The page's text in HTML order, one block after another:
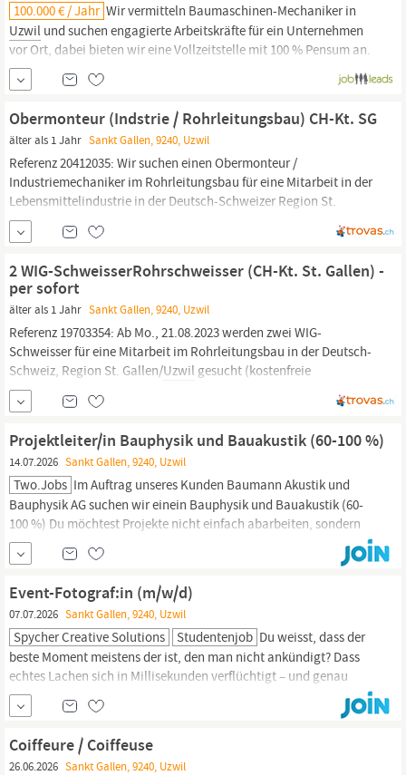
100.000 € / Jahr Wir vermitteln Baumaschinen-Mechaniker in
Uzwil und suchen engagierte Arbeitskräfte für ein Unternehmen
vor Ort, dabei bieten wir eine Vollzeitstelle mit 100 % Pensum an.
iPersonal begleitet Sie von Anfang an persönlich durchs ganze
Verfahren, denn für uns steht der Mensch im Mittelpunkt.
Uzwil
liegt im Zentrum des Kantons St.
Obermonteur (Indstrie / Rohrleitungsbau) CH-Kt. SG
älter als 1 Jahr Sankt Gallen, 9240, Uzwil
Referenz 20412035: Wir suchen einen Obermonteur /
Industriemechaniker im Rohrleitungsbau für eine Mitarbeit in der
Lebensmittelindustrie in der Deutsch-Schweizer Region St.
Gallen/
nach direkter Vereinbarung mit Schweizer Arbeitgeber. Wir sind
2 WIG-SchweisserRohrschweisser (CH-Kt. St. Gallen) -
per sofort
älter als 1 Jahr Sankt Gallen, 9240, Uzwil
Referenz 19703354: Ab Mo., 21.08.2023 werden zwei WIG-
Schweisser für eine Mitarbeit im Rohrleitungsbau in der Deutsch-
Schweiz, Region St. Gallen/Uzwil gesucht (kostenfreie
Unterkunft). Eine Arbeitsaufnahme wäre ab sofort möglich, ab
KW 34 - je nach direkter Vereinbarung mit Schweizer Arbeitgeber.
Projektleiter/in Bauphysik und Bauakustik (60-100 %)
14.07.2026 Sankt Gallen, 9240, Uzwil
Two.jobs Im Auftrag unseres Kunden Baumann Akustik und
Bauphysik AG suchen wir einein Bauphysik und Bauakustik (60-
100 %) Du möchtest Projekte nicht einfach abarbeiten, sondern
mit deinem Fachwissen Gebäude effizienter, komfortabler und
nachhaltiger machen? Dann passt du perfekt zu uns! Baumann
Akustik und Bauphysik AG (eine Tochtergesellschaft der SJB
Kempter Fitze) ist seit...
Event-Fotograf:in (m/w/d)
07.07.2026 Sankt Gallen, 9240, Uzwil
Spycher Creative Solutions Studentenjob Du weisst, dass der
beste Moment meistens der ist, den man nicht ankündigt? Dass
echtes Lachen sich in Millisekunden verflüchtigt – und genau
dann dein Auslöser spricht? Und dass ein Foto manchmal mehr
erzählt als eine ganze Show? Dann bist du bei uns goldrichtig. Wir
suchen eine Fotopersönlichkeit, die unsere Improtheater-
Künstler:innen auf der Bühne begleitet – leise,...
Coiffeure / Coiffeuse
26.06.2026 Sankt Gallen, 9240, Uzwil